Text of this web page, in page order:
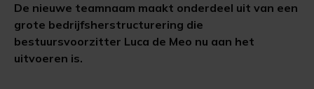
De nieuwe teamnaam maakt onderdeel uit van een
grote bedrijfsherstructurering die
bestuursvoorzitter Luca de Meo nu aan het
uitvoeren is.